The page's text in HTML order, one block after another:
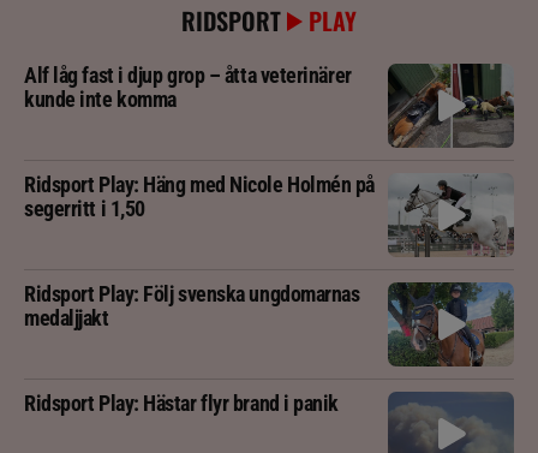
RIDSPORT PLAY
Alf låg fast i djup grop – åtta veterinärer
kunde inte komma
Ridsport Play: Häng med Nicole Holmén på
segerritt i 1,50
Ridsport Play: Följ svenska ungdomarnas
medaljjakt
Ridsport Play: Hästar flyr brand i panik